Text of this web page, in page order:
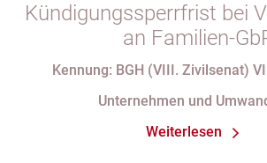
Kündigungssperrfrist bei
an Familien-
Kennung: BGH (VIII. Zivilsenat)
Unternehmen und
Weiterlesen